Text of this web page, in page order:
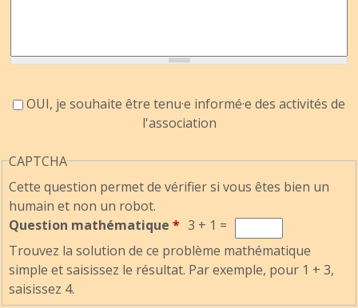
Accord information
OUI, je souhaite être tenu·e informé·e des activités de
l'association
CAPTCHA
Cette question permet de vérifier si vous êtes bien un
humain et non un robot.
Question mathématique * 3 + 1 =
Trouvez la solution de ce problème mathématique
simple et saisissez le résultat. Par exemple, pour 1 + 3,
saisissez 4.